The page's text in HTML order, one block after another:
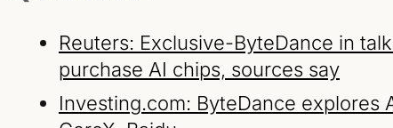
Reuters: Exclusive-ByteDance in
purchase AI chips, sources say
Investing.com: ByteDance explores